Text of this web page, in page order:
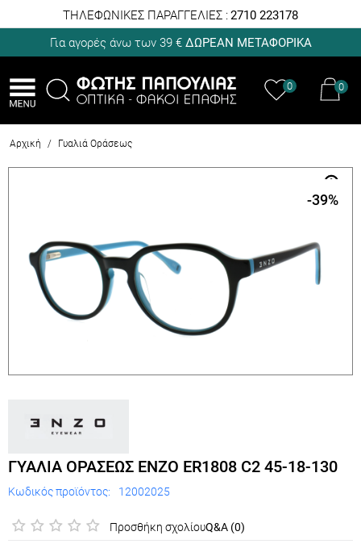
ΤΗΛΕΦΩΝΙΚΕΣ ΠΑΡΑΓΓΕΛΙΕΣ : 2710 223178
Για αγορές άνω των 39 € ΔΩΡΕΑΝ ΜΕΤΑΦΟΡΙΚΑ
0 0
Αρχική / Γυαλιά Οράσεως
-39%
ΓΥΑΛΙΑ ΟΡΑΣΕΩΣ ENZO ER1808 C2 45-18-130
Κωδικός προϊόντος: 12002025
Προσθήκη σχολίουQ&A (0)